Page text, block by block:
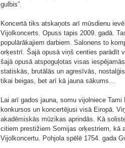
gulbis”.
Koncertā tiks atskaņots arī mūsdienu
Vijolkoncerts. Opuss tapis 2009. gadā.
populārākajiem darbiem. Salonens to
orķestrī. Šajā opusā viņš centies parādīt
šajā opusā atspoguļotas visas
statiskās, brutālās un agresīvās,
tikai beigas, bet arī kā jauna sākums…
Lai arī gados jauna, somu vijolniece
konkursos un koncertējusi visā Eiropā.
akadēmiskās mūzikas aprindās. Kā
citiem prestižiem Somijas orķestriem, kā
Vijolkoncertu. Pohjola spēlē 1754. gada